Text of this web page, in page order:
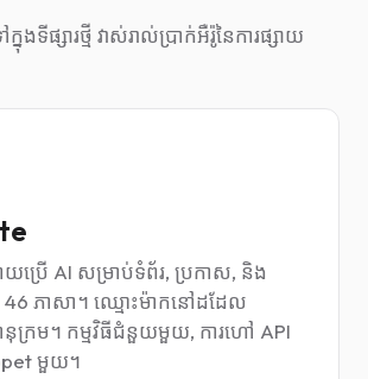
ទីផ្សារថ្មី វាស់រាល់ប្រាក់អឺរ៉ូនៃការផ្សាយ
យប្រើ AI សម្រាប់ទំព័រ, ប្រកាស, និង
ភាសា។ ឈ្មោះម៉ាកនៅដដែល
នុក្រម។ កម្មវិធីជំនួយមួយ, ការហៅ API
មួយ។